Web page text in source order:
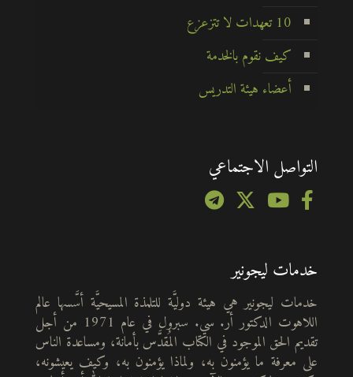
10 تعهدات لا تتزعزع
كيف نقوم بالخدمة
أعضاء هيئة التدريس
التواصل الاجتماعي
خدمات ليجونير
خدمات ليجونير هي هيئة دوليَّة للتلمذة المسيحيَّة أسَّسها عالم
اللاهوت الدكتور أر. سي. سبرول في عام 1971 من أجل
تقديم الحق الموجود في الكتاب المُقدَّس بأمانة، ومساعدة الناس
على معرفة ما يؤمنون به، ولماذا يؤمنون به، وكيف يعيشونه،